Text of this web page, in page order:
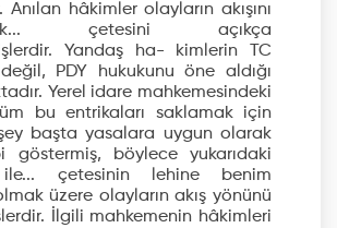
Anılan hâkimler olayların akışını
çetesini açıkça
Yandaş ha- kimlerin TC
PDY hukukunu öne aldığı
Yerel idare mahkemesindeki
bu entrikaları saklamak için
başta yasalara uygun olarak
göstermiş, böylece yukarıdaki
çetesinin lehine benim
üzere olayların akış yönünü
İlgili mahkemenin hâkimleri